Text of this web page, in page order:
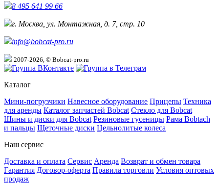
8 495 641 99 66
г. Москва, ул. Монтажная, д. 7, стр. 10
info@bobcat-pro.ru
2007-2026, © Bobcat-pro.ru
Каталог
Мини-погрузчики Навесное оборудование Прицепы Техника
для аренды Каталог запчастей Bobcat Стекло для Bobcat
Шины и диски для Bobcat Резиновые гусеницы Рама Bobtach
и пальцы Щеточные диски Цельнолитые колеса
Наш сервис
Доставка и оплата Сервис Аренда Возврат и обмен товара
Гарантия Договор-оферта Правила торговли Условия оптовых
продаж